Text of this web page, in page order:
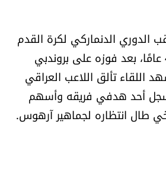
الدوري الدنماركي لكرة القدم
للمرة الأولى منذ 40 عامًا، بعد فوزه على بروندبي
اللقاء تألق اللاعب العراقي
أحد هدفي فريقه وأسهم
طال انتظاره لجماهير آرهوس.